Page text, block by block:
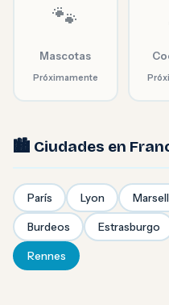
🐾
Mascotas
Próximamente
🏙️ Ciudades en
París Lyon
Burdeos Estrasburgo
Rennes